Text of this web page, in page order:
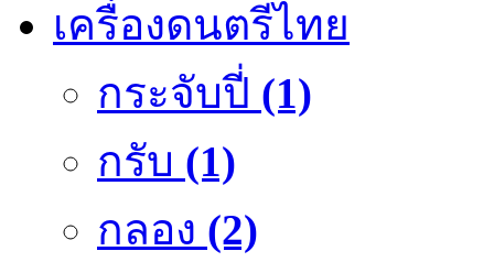
เครื่องดนตรีไทย
กระจับปี่ (1)
กรับ (1)
กลอง (2)